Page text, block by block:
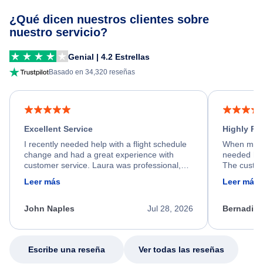
¿Qué dicen nuestros clientes sobre
nuestro servicio?
Genial | 4.2 Estrellas
Basado en 34,320 reseñas
Excellent Service
I recently needed help with a flight schedule
change and had a great experience with
customer service. Laura was professional,
friendly, and very helpful throughout the
process. She quickly found a solution and
appreciate her excellent service.
Leer más
Jul 28, 2026
John Naples
Highly
When my
needed
The
calm,
my issue.
Leer más
Escribe una reseña Ver todas las reseñas